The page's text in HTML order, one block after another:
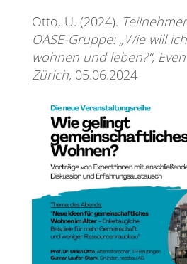
Otto, U. (2024).
OASE-Gruppe: „Wie will
wohnen und leben?“,
Zürich, 05.06.2024